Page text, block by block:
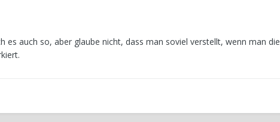
es auch so, aber glaube nicht, dass man soviel verstellt, wenn man die